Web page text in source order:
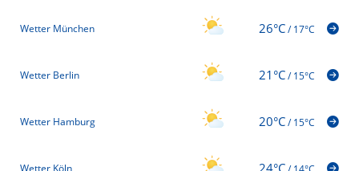
Wetter München 26°C/17°C
Wetter Berlin 21°C/15°C
Wetter Hamburg 20°C/15°C
Wetter Köln